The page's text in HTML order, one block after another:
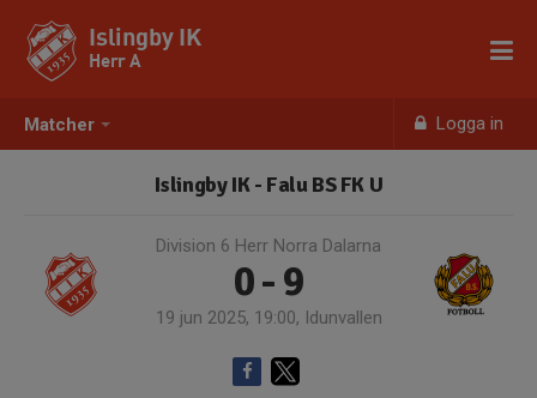
Matcher Logga in
Islingby IK
Herr A
Islingby IK - Falu BS FK U
Division 6 Herr Norra Dalarna
0 - 9
19 jun 2025, 19:00, Idunvallen